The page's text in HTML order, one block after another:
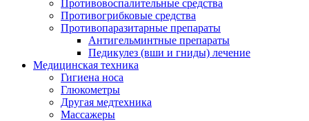
Противовоспалительные средства
Противогрибковые средства
Противопаразитарные препараты
Антигельминтные препараты
Педикулез (вши и гниды) лечение
Медицинская техника
Гигиена носа
Глюкометры
Другая медтехника
Массажеры